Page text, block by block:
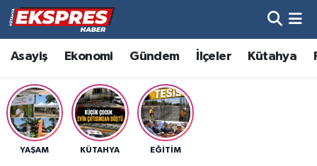
Asayiş Ekonomi Gündem İlçeler Kütahya
YAŞAM KÜTAHYA EĞITIM
Altıntaş
Asayiş
Aslanapa
Hava Durumu
Trafik Durumu
Süper Lig Puan Durumu ve Fikstür